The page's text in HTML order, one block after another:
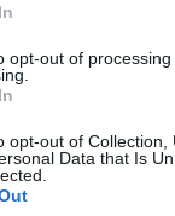
opt-out of
opt-out of
Data that Is
ən
üçün ən
at 20:06:35 UTC
Bir çoxları
növ